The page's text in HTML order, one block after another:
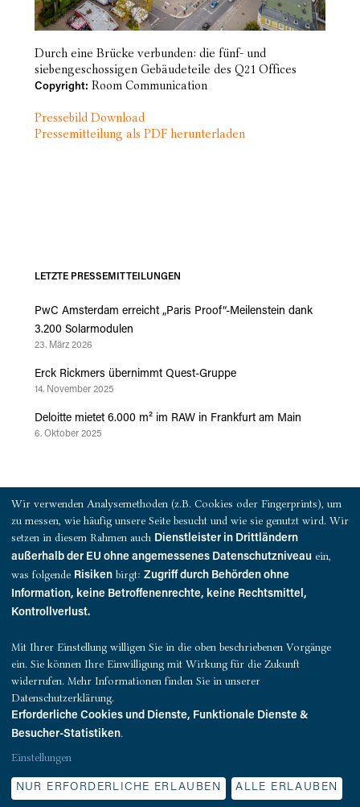
Durch eine Brücke verbunden: die fünf- und
siebengeschossigen Gebäudeteile des Q21 Offices
Copyright: Room Communication
Pressebild Download
Pressemitteilung als PDF herunterladen
LETZTE PRESSEMITTEILUNGEN
PwC Amsterdam erreicht „Paris Proof“-Meilenstein dank
3.200 Solarmodulen
23. März 2026
Erck Rickmers übernimmt Quest-Gruppe
14. November 2025
Deloitte mietet 6.000 m² im RAW in Frankfurt am Main
6. Oktober 2025
QUEST Investment Partners
20354 Hamburg
presse@quest-investment.com
© Quest Investment Partners. Alle Rechte vorbehalten.
Wir verwenden Analysemethoden (z.B. Cookies oder Fingerprints), um
zu messen, wie häufig unsere Seite besucht und wie sie genutzt wird. Wir
setzen in diesem Rahmen auch Dienstleister in Drittländern
außerhalb der EU ohne angemessenes Datenschutzniveau ein,
was folgende Risiken birgt: Zugriff durch Behörden ohne
Information, keine Betroffenenrechte, keine Rechtsmittel,
Kontrollverlust.
Mit Ihrer Einstellung willigen Sie in die oben beschriebenen Vorgänge
ein. Sie können Ihre Einwilligung mit Wirkung für die Zukunft
widerrufen. Mehr Informationen finden Sie in unserer
Datenschutzerklärung.
Erforderliche Cookies und Dienste, Funktionale Dienste &
Besucher-Statistiken.
Einstellungen
NUR ERFORDERLICHE ERLAUBEN ALLE ERLAUBEN